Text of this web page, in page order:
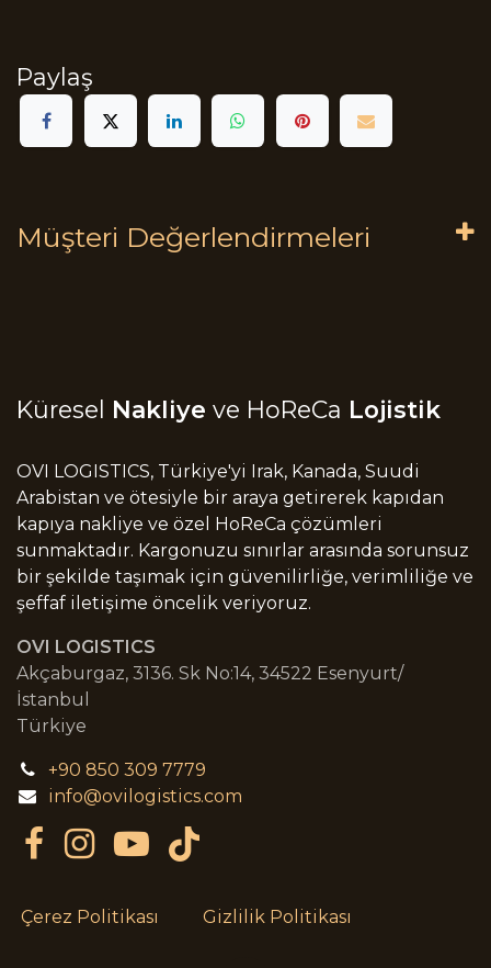
Paylaş
Müşteri Değerlendirmeleri
Küresel Nakliye ve HoReCa Lojistik
OVI LOGISTICS, Türkiye'yi Irak, Kanada, Suudi
Arabistan ve ötesiyle bir araya getirerek kapıdan
kapıya nakliye ve özel HoReCa çözümleri
sunmaktadır. Kargonuzu sınırlar arasında sorunsuz
bir şekilde taşımak için güvenilirliğe, verimliliğe ve
şeffaf iletişime öncelik veriyoruz.
OVI LOGISTICS
Akçaburgaz, 3136. Sk No:14, 34522 Esenyurt/
İstanbul
Türkiye
+90 850 309 7779
info@ovilogistics.com
Çerez Politikası Gizlilik Politikası